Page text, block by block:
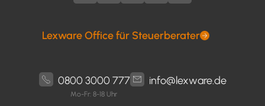
Lexware Office für Steuerberater
0800 3000 777
Mo-Fr: 8-18 Uhr
info@lexware.de